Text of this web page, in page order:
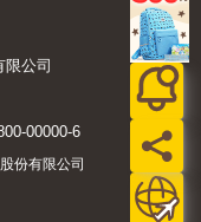
公司
00000-6
份有限公司